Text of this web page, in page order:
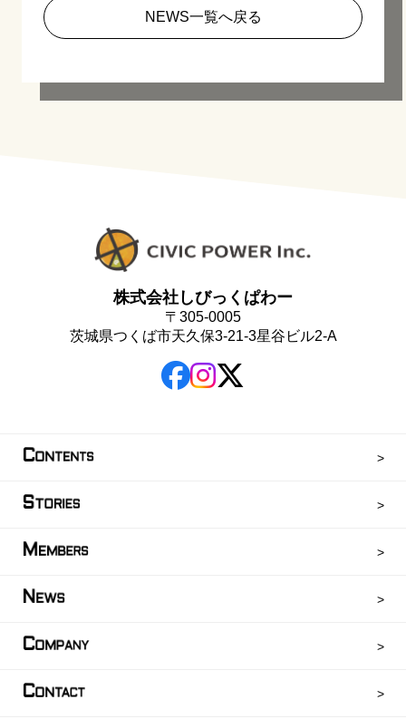
NEWS一覧へ戻る
株式会社しびっくぱわー
〒305-0005
茨城県つくば市天久保3-21-3星谷ビル2-A
CONTENTS
STORIES
MEMBERS
N EWS
COMPANY
CONTACT